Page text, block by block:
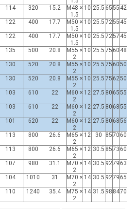
42
55
65
25.5
10
M48 ×
1.5
15.2
320
114
45
55
72
25.5
10
M50 ×
1.5
17.7
400
122
45
57
72
25.5
10
M50 ×
1.5
17.7
400
122
48
60
75
25.5
10
M55 ×
2
20.8
500
135
50
60
75
25.5
10
M55 ×
2
20.8
520
130
50
62
75
25.5
10
M55 ×
2
20.8
520
130
55
65
80
27.5
12
M60 ×
2
22
610
103
55
68
80
27.5
12
M60 ×
2
22
610
103
56
68
80
27.5
12
M60 ×
2
22
620
101
60
70
85
30
12
M65 ×
2
26.6
800
113
60
73
85
30.5
12
M65 ×
2
26.6
800
113
63
79
92
30.5
14
M70 ×
2
31.1
980
107
65
79
92
30.5
14
M70 ×
2
31
1010
104
70
84
98
31.5
14
M75 ×
2
35.4
1240
110